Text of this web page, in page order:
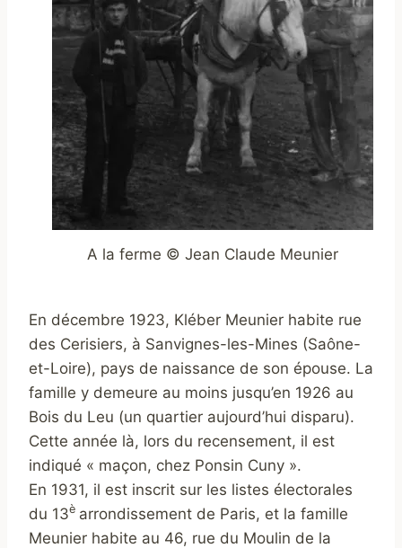
A la ferme © Jean Claude Meunier
En décembre 1923, Kléber Meunier habite rue
des Cerisiers, à Sanvignes-les-Mines (Saône-
et-Loire), pays de naissance de son épouse. La
famille y demeure au moins jusqu’en 1926 au
Bois du Leu (un quartier aujourd’hui disparu).
Cette année là, lors du recensement, il est
indiqué « maçon, chez Ponsin Cuny ».
En 1931, il est inscrit sur les listes électorales
du 13è arrondissement de Paris, et la famille
Meunier habite au 46, rue du Moulin de la